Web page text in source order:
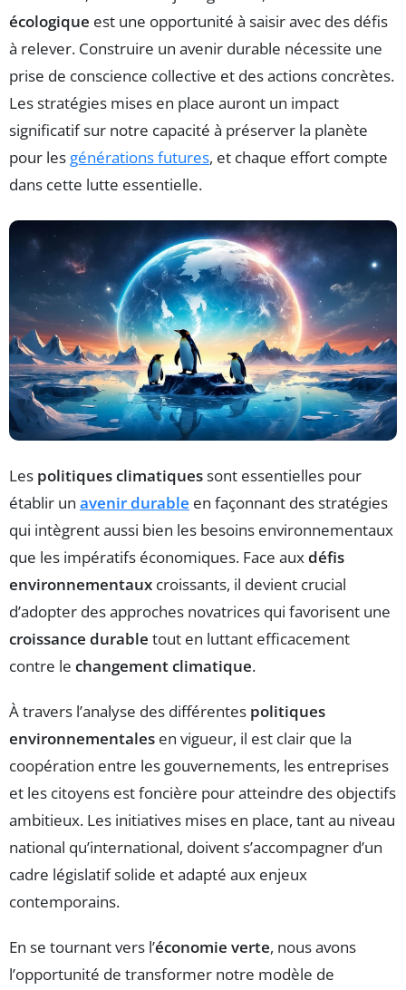
écologique est une opportunité à saisir avec des défis
à relever. Construire un avenir durable nécessite une
prise de conscience collective et des actions concrètes.
Les stratégies mises en place auront un impact
significatif sur notre capacité à préserver la planète
pour les générations futures, et chaque effort compte
dans cette lutte essentielle.
Les politiques climatiquessont essentielles pour
établir un avenir durable en façonnant des stratégies
qui intègrent aussi bien les besoins environnementaux
que les impératifs économiques. Face auxdéfis
environnementaux croissants, il devient crucial
d’adopter des approches novatrices qui favorisent une
croissance durable tout en luttant efficacement
contre le changement climatique.
À travers l’analyse des différentes politiques
environnementales en vigueur, il est clair que la
coopération entre les gouvernements, les entreprises
et les citoyens est foncière pour atteindre des objectifs
ambitieux. Les initiatives mises en place, tant au niveau
national qu’international, doivent s’accompagner d’un
cadre législatif solide et adapté aux enjeux
contemporains.
En se tournant vers l’économie verte, nous avons
l’opportunité de transformer notre modèle de